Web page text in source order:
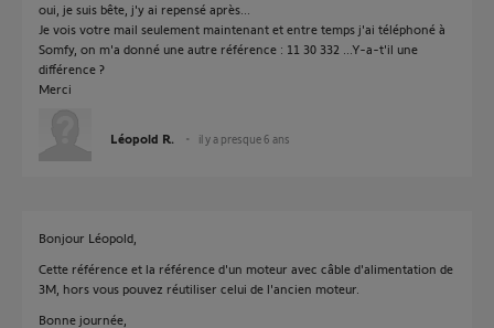
oui, je suis bête, j'y ai repensé après...
Je vois votre mail seulement maintenant et entre temps j'ai téléphoné à
Somfy, on m'a donné une autre référence : 11 30 332 ...Y-a-t'il une
différence ?
Merci
Léopold R. il y a presque 6 ans
Bonjour Léopold,
Cette référence et la référence d'un moteur avec câble d'alimentation de
3M, hors vous pouvez réutiliser celui de l'ancien moteur.
Bonne journée,